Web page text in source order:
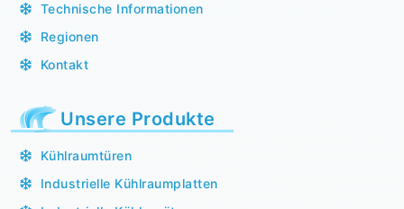
Technische Informationen
Regionen
Kontakt
Unsere Produkte
Kühlraumtüren
Industrielle Kühlraumplatten